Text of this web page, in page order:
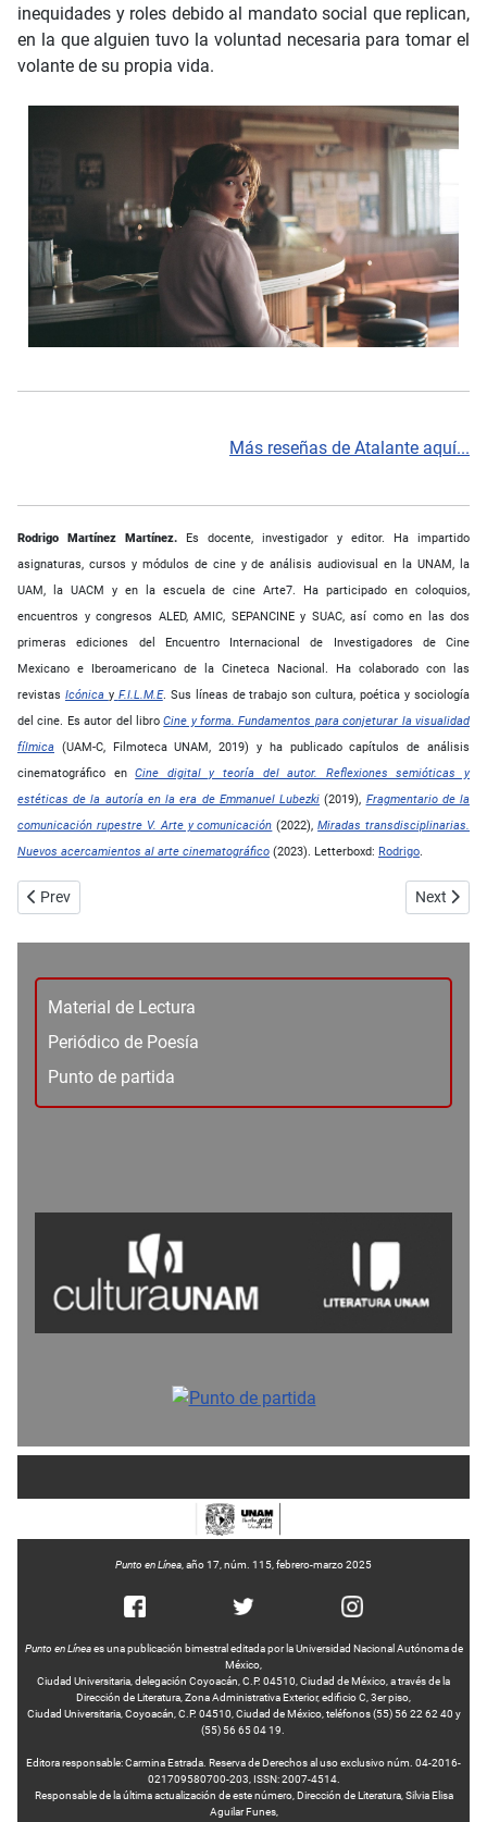
Material de Lectura
Periódico de Poesía
Punto de partida
inequidades y roles debido al mandato social que replican,
en la que alguien tuvo la voluntad necesaria para tomar el
volante de su propia vida.
Más reseñas de Atalante aquí...
Rodrigo Martínez Martínez.
Es docente, investigador y editor. Ha impartido
asignaturas, cursos y módulos de cine y de análisis audiovisual en la UNAM, la
UAM, la UACM y en la escuela de cine Arte7. Ha participado en coloquios,
encuentros y congresos ALED, AMIC, SEPANCINE y SUAC, así como en las dos
primeras ediciones del Encuentro Internacional de Investigadores de Cine
Mexicano e Iberoamericano de la Cineteca Nacional. Ha colaborado con las
revistas Icónica y F.I.L.M.E. Sus líneas de trabajo son cultura, poética y sociología
del cine. Es autor del libroCine y forma. Fundamentos para conjeturar la visualidad
fílmica (UAM-C, Filmoteca UNAM, 2019) y ha publicado capítulos de análisis
cinematográfico enCine digital y teoría del autor. Reflexiones semióticas y
estéticas de la autoría en la era de Emmanuel Lubezki (2019), Fragmentario de la
comunicación rupestre V. Arte y comunicación (2022),Miradas transdisciplinarias.
Nuevos acercamientos al arte cinematográfico (2023). Letterboxd: Rodrigo.
Previous article: No. 109_Poesía - Frutos de sal (extracto) - Ángel
Prev Next
Next
Punto en Línea , año 17, núm. 115, febrero-marzo 2025
Punto en Líneaes una publicación bimestral editada por la Universidad Nacional Autónoma de
México,
Ciudad Universitaria, delegación Coyoacán, C.P. 04510, Ciudad de México, a través de la
Dirección de Literatura, Zona Administrativa Exterior, edificio C, 3er piso,
Ciudad Universitaria, Coyoacán, C.P. 04510, Ciudad de México, teléfonos (55) 56 22 62 40 y
(55) 56 65 04 19.
Editora responsable: Carmina Estrada. Reserva de Derechos al uso exclusivo núm. 04-2016-
021709580700-203, ISSN: 2007-4514.
Responsable de la última actualización de este número, Dirección de Literatura, Silvia Elisa
Aguilar Funes,